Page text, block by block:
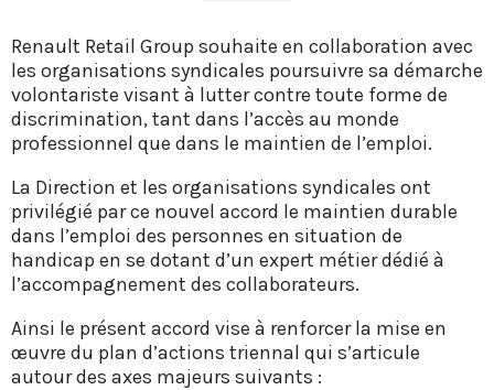
Renault Retail Group souhaite en collaboration avec
les organisations syndicales poursuivre sa démarche
volontariste visant à lutter contre toute forme de
discrimination, tant dans l’accès au monde
professionnel que dans le maintien de l’emploi.
La Direction et les organisations syndicales ont
privilégié par ce nouvel accord le maintien durable
dans l’emploi des personnes en situation de
handicap en se dotant d’un expert métier dédié à
l’accompagnement des collaborateurs.
Ainsi le présent accord vise à renforcer la mise en
œuvre du plan d’actions triennal qui s’articule
autour des axes majeurs suivants :